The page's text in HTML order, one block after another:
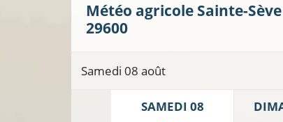
Météo agricole Sainte-Sève
29600
Samedi 08 août
SAMEDI 08